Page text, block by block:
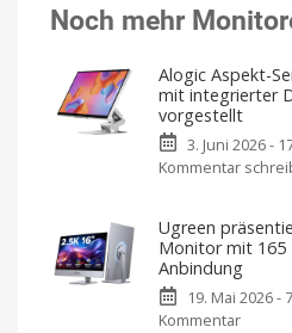
Noch mehr
Alogic Aspekt-
mit integrierter
vorgestellt
3. Juni 2026 -
Kommentar
Ugreen
Monitor mit 165
Anbindung
19. Mai 2026 -
Kommentar